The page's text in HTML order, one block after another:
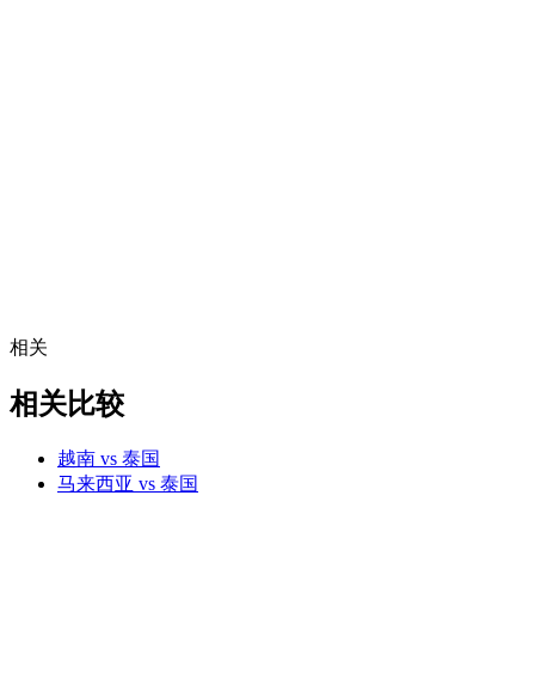
相关
相关比较
越南 vs 泰国
马来西亚 vs 泰国